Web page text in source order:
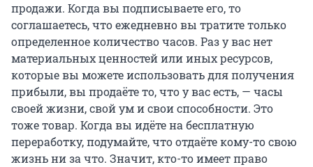
продажи. Когда вы подписываете его, то
соглашаетесь, что ежедневно вы тратите только
определенное количество часов. Раз у вас нет
материальных ценностей или иных ресурсов,
которые вы можете использовать для получения
прибыли, вы продаёте то, что у вас есть, — часы
своей жизни, свой ум и свои способности. Это
тоже товар. Когда вы идёте на бесплатную
переработку, подумайте, что отдаёте кому-то свою
жизнь ни за что. Значит, кто-то имеет право